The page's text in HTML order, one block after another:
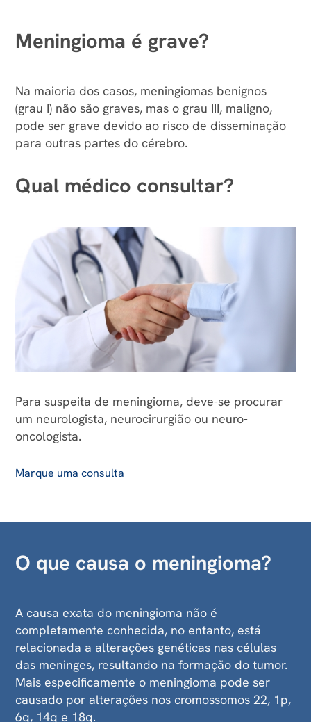
crescimento lento e bordas delimitadas, sendo o
tipo mais comum de meningioma.
Devido ao crescimento lento, alguns tumores
podem se calcificar, sendo chamados de
meningioma calcificado.
O meningioma grauII ou atípico é
benigno de grau intermediário, ou seja, pode se
espalhar lentamente para os tecidos próximos.
Meningioma grau III ou anaplásico
meningioma maligno ou de alto grau.
Isso significa que apresenta crescimento rápido e
potencial de metástase.
Meningioma é grave?
Na maioria dos casos, meningiomas benignos
(grau I) não são graves, mas o grau III, maligno,
pode ser grave devido ao risco de disseminação
para outras partes do cérebro.
Qual médico consultar?
Para suspeita de meningioma, deve-se procurar
um neurologista, neurocirurgião ou neuro-
oncologista.
Marque uma consulta
O que causa o meningioma?
A causa exata do meningioma não é
completamente conhecida, no entanto, está
relacionada a alterações genéticas nas células
das meninges, resultando na formação do tumor.
Mais especificamente o meningioma pode ser
causado por alterações nos cromossomos 22, 1p,
6q, 14q e 18q.